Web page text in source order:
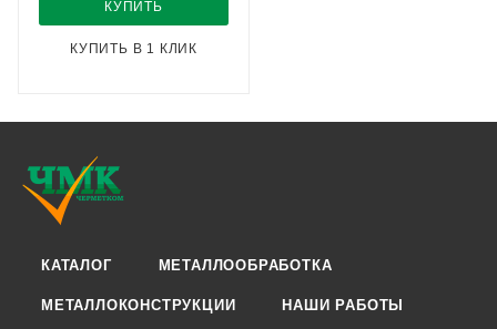
КУПИТЬ
КУПИТЬ В 1 КЛИК
КАТАЛОГ МЕТАЛЛООБРАБОТКА
МЕТАЛЛОКОНСТРУКЦИИ НАШИ РАБОТЫ